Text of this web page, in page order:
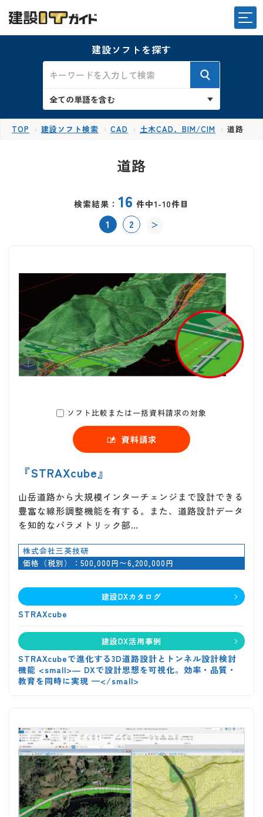
建設ソフトを探す
TOP 建設ソフト検索 CAD 土木CAD、BIM/CIM 道路
道路
検索結果： 16 件中1-10件目
1 2 ＞
ソフト比較または一括資料請求の対象
資料請求
『STRAXcube』
山岳道路から大規模インターチェンジまで設計できる
豊富な線形調整機能を有する。また、道路設計データ
を知的なパラメトリック部…
株式会社三英技研
価格（税別）：500,000円〜6,200,000円
建設DXカタログ
STRAXcube
建設DX活用事例
STRAXcubeで進化する3D道路設計とトンネル設計検討
機能 <small>― DXで設計思想を可視化。効率・品質・
教育を同時に実現 —</small>